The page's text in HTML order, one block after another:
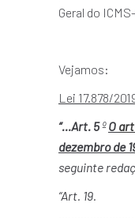
Geral do
Vejamos:
Lei 17.878/
“…Art. 5ºO
dezembro de
seguinte
“Art. 19.